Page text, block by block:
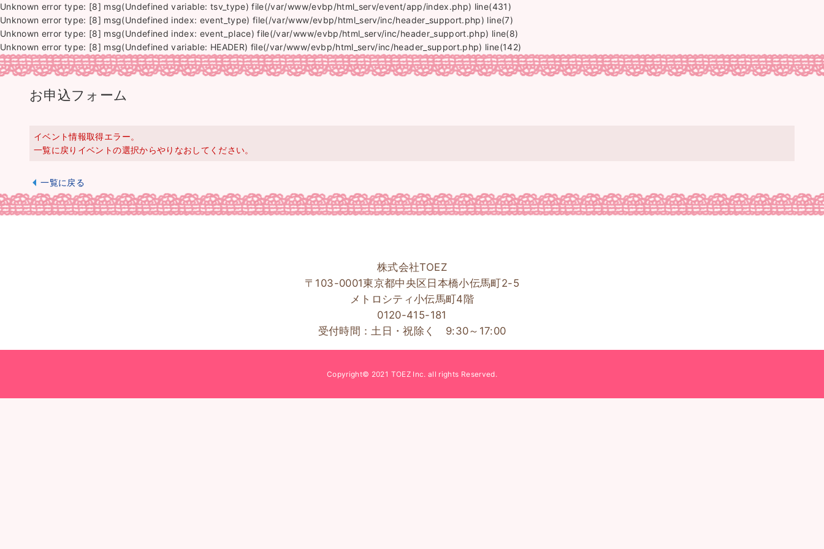
Unknown error type: [8] msg(Undefined variable: tsv_type) file(/var/www/evbp/html_serv/event/app/index.php) line(431)
Unknown error type: [8] msg(Undefined index: event_type) file(/var/www/evbp/html_serv/inc/header_support.php) line(7)
Unknown error type: [8] msg(Undefined index: event_place) file(/var/www/evbp/html_serv/inc/header_support.php) line(8)
Unknown error type: [8] msg(Undefined variable: HEADER) file(/var/www/evbp/html_serv/inc/header_support.php) line(142)
お申込フォーム
イベント情報取得エラー。
一覧に戻りイベントの選択からやりなおしてください。
一覧に戻る
株式会社TOEZ
〒103-0001東京都中央区日本橋小伝馬町2-5
メトロシティ小伝馬町4階
0120-415-181
受付時間：土日・祝除く 9:30～17:00
Copyright© 2021 TOEZ Inc. all rights Reserved.